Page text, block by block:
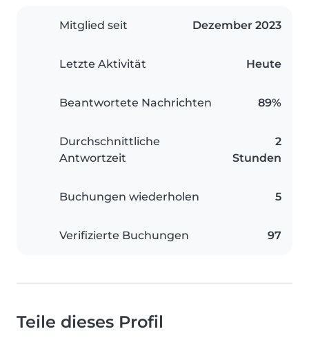
Mitglied seit Dezember 2023
Letzte Aktivität Heute
Beantwortete Nachrichten 89%
Durchschnittliche
Antwortzeit
2
Stunden
Buchungen wiederholen 5
Verifizierte Buchungen 97
Teile dieses Profil